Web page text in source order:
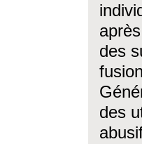
des
des